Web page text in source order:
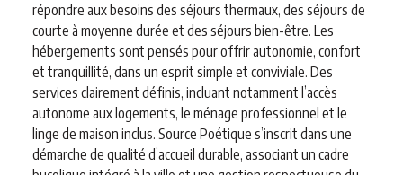
répondre aux besoins des séjours thermaux, des séjours de
courte à moyenne durée et des séjours bien-être. Les
hébergements sont pensés pour offrir autonomie, confort
et tranquillité, dans un esprit simple et conviviale. Des
services clairement définis, incluant notamment l’accès
autonome aux logements, le ménage professionnel et le
linge de maison inclus. Source Poétique s’inscrit dans une
démarche de qualité d’accueil durable, associant un cadre